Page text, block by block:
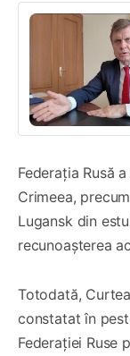
Federația Rusă
Crimeea,
Lugansk din
recunoașterea
Totodată,
constatat în
Federației Ruse